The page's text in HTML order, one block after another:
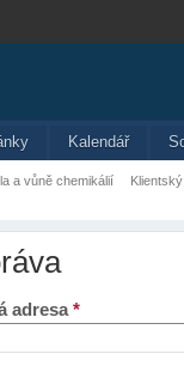
Kalendář
a vůně chemikálií
adresa*